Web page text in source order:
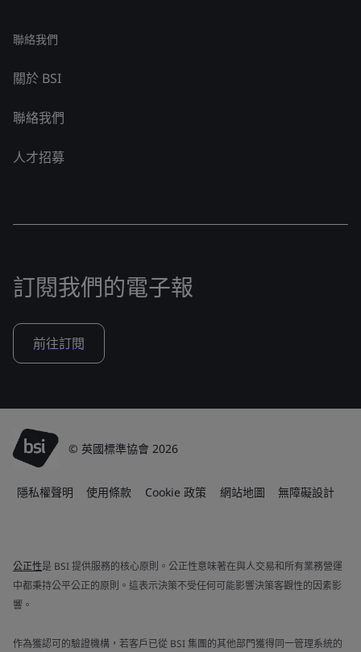
聯絡我們
關於 BSI
聯絡我們
人才招募
訂閱我們的電子報
前往訂閱
© 英國標準協會 2026
隱私權聲明 使用條款 Cookie 政策 網站地圖 無障礙設計
公正性是 BSI 提供服務的核心原則。公正性意味著在與人交易和所有業務營運
中都秉持公平公正的原則。這表示決策不受任何可能影響決策客觀性的因素影
響。
作為獲認可的驗證機構，若客戶已從 BSI 集團的其他部門獲得同一管理系統的